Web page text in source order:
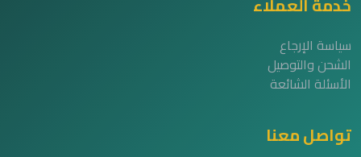
سياسة الإرجاع
الشحن والتوصيل
الأسئلة الشائعة
تواصل معنا